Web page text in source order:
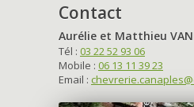
Contact
Aurélie et Matthieu
Tél : 03 22 52 93 06
Mobile : 06 13 11 39 23
Email :